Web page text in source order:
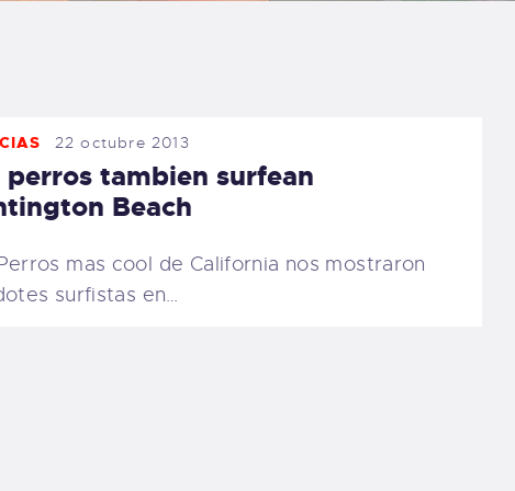
CARRITO
FAMILY
22 octubre 2013
perros tambien surfean
Beach
mas cool de California nos mostraron
surfistas en…